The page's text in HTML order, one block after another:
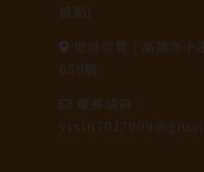
據點)
地址位置 | 高雄市小
650號
電郵信箱 |